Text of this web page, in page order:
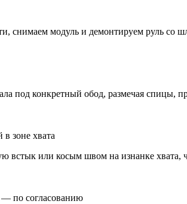
снимаем модуль и демонтируем руль со
под конкретный обод, размечая спицы,
зоне хвата
встык или косым швом на изнанке хвата,
— по согласованию